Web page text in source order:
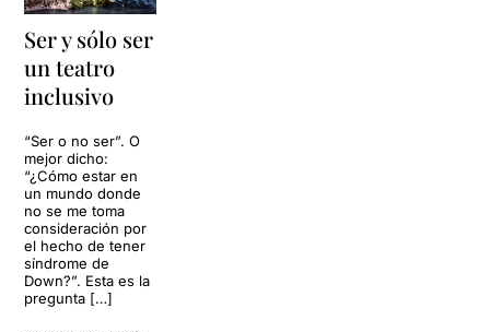
Ser y sólo ser
un teatro
inclusivo
“Ser o no ser”. O
mejor dicho:
“¿Cómo estar en
un mundo donde
no se me toma
consideración por
el hecho de tener
síndrome de
Down?”. Esta es la
pregunta […]